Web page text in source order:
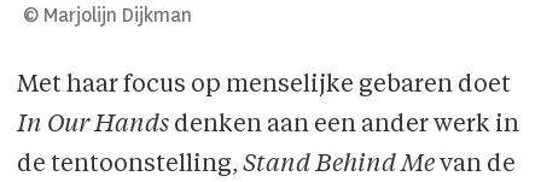
© Marjolijn Dijkman
Met haar focus op menselijke gebaren doet
In Our Handsdenken aan een ander werk in
de tentoonstelling, Stand Behind Mevan de